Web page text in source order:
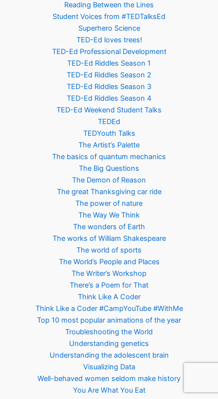
Reading Between the Lines
Student Voices from #TEDTalksEd
Superhero Science
TED-Ed loves trees!
TED-Ed Professional Development
TED-Ed Riddles Season 1
TED-Ed Riddles Season 2
TED-Ed Riddles Season 3
TED-Ed Riddles Season 4
TED-Ed Weekend Student Talks
TEDEd
TEDYouth Talks
The Artist’s Palette
The basics of quantum mechanics
The Big Questions
The Demon of Reason
The great Thanksgiving car ride
The power of nature
The Way We Think
The wonders of Earth
The works of William Shakespeare
The world of sports
The World’s People and Places
The Writer’s Workshop
There’s a Poem for That
Think Like A Coder
Think Like a Coder #CampYouTube #WithMe
Top 10 most popular animations of the year
Troubleshooting the World
Understanding genetics
Understanding the adolescent brain
Visualizing Data
Well-behaved women seldom make history
You Are What You Eat